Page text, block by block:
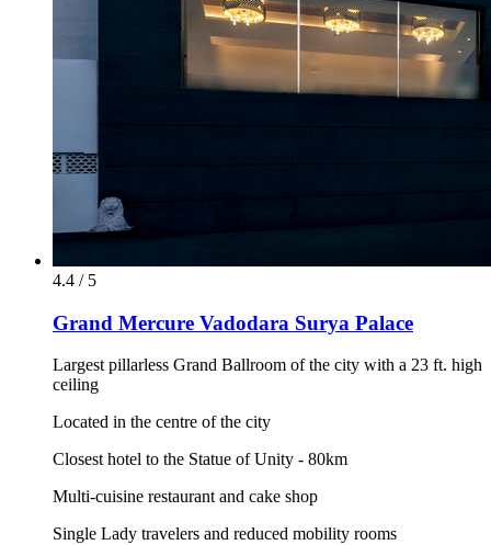
4.4 / 5
Grand Mercure Vadodara Surya Palace
Largest pillarless Grand Ballroom of the city with a 23 ft. high
ceiling
Located in the centre of the city
Closest hotel to the Statue of Unity - 80km
Multi-cuisine restaurant and cake shop
Single Lady travelers and reduced mobility rooms